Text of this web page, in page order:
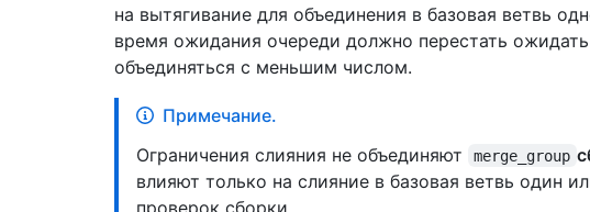
на вытягивание для объединения в базовая ветвь
время ожидания очереди должно перестать
объединяться с меньшим числом.
Примечание.
Ограничения слияния не объединяют
merge_group
влияют только на слияние в базовая ветвь один
проверок сборки.